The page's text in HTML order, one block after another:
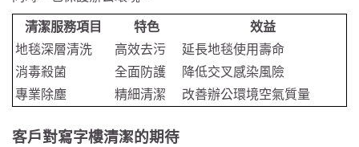
清潔服務項目
特色
效益
地毯深層清洗
高效去污
延長地毯使用壽命
消毒殺菌
全面防護
降低交叉感染風險
專業除塵
精細清潔 改善辦公環境空氣質量
客戶對寫字樓清潔的期待